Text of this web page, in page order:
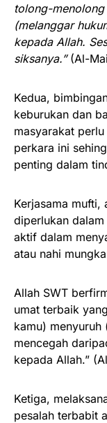
tolong-
(melanggar
kepada Allah.
siksanya.”(Al-
Kedua,
keburukan dan
masyarakat
perkara ini
penting dalam
Kerjasama mufti,
diperlukan
aktif dalam
atau nahi
Allah SWT
umat terbaik
kamu)
mencegah
kepada Allah.”
Ketiga,
pesalah terbabit